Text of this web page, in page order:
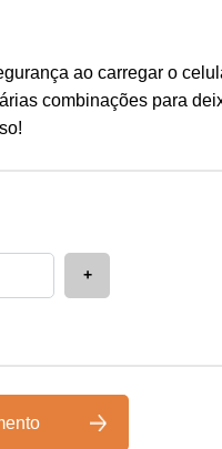
ao carregar o
combinações para
+